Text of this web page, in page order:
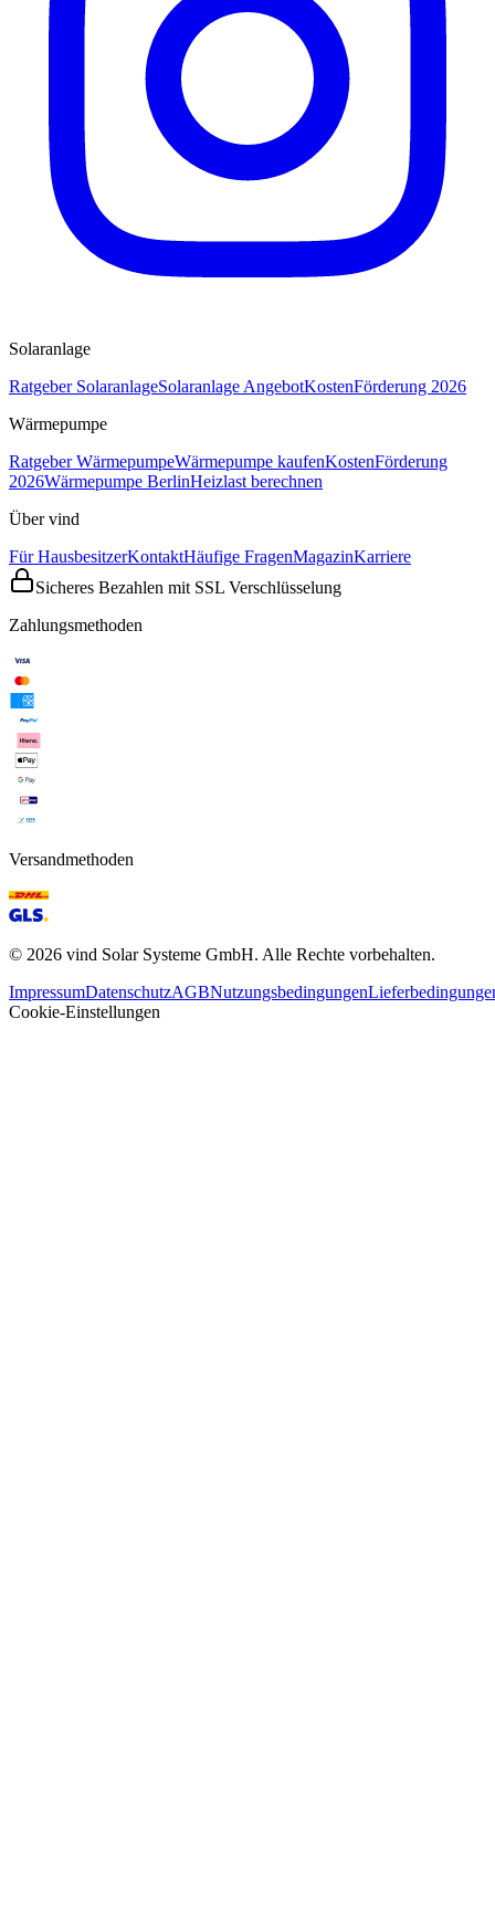
Solaranlage
Ratgeber SolaranlageSolaranlage AngebotKostenFörderung 2026
Wärmepumpe
Ratgeber WärmepumpeWärmepumpe kaufenKostenFörderung
2026Wärmepumpe BerlinHeizlast berechnen
Über vind
Für HausbesitzerKontaktHäufige FragenMagazinKarriere
Sicheres Bezahlen mit SSL Verschlüsselung
Zahlungsmethoden
Versandmethoden
© 2026 vind Solar Systeme GmbH. Alle Rechte vorbehalten.
ImpressumDatenschutzAGBNutzungsbedingungen
Cookie-Einstellungen